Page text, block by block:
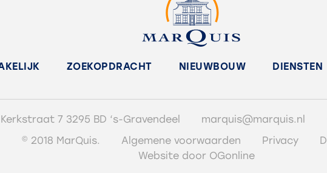
ZOEKOPDRACHT NIEUWBOUW DIENSTEN
Kerkstraat 7 3295 BD ‘s-Gravendeel marquis@marquis.nl
© 2018 MarQuis.
Algemene voorwaarden Privacy
Website door OGonline